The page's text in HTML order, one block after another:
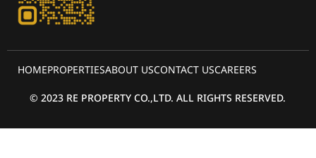
HOMEPROPERTIESABOUT USCONTACT USCAREERS
© 2023 RE PROPERTY CO.,LTD. ALL RIGHTS RESERVED.